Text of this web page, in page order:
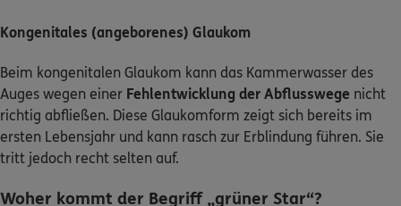
Kongenitales (angeborenes) Glaukom
Beim kongenitalen Glaukom kann das Kammerwasser des
Auges wegen einer Fehlentwicklung der Abflusswege nicht
richtig abfließen. Diese Glaukomform zeigt sich bereits im
ersten Lebensjahr und kann rasch zur Erblindung führen. Sie
tritt jedoch recht selten auf.
Woher kommt der Begriff „grüner Star“?